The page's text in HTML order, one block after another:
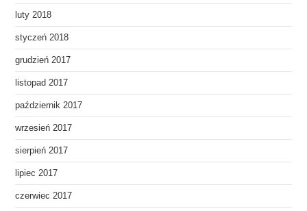
luty 2018
styczeń 2018
grudzień 2017
listopad 2017
październik 2017
wrzesień 2017
sierpień 2017
lipiec 2017
czerwiec 2017